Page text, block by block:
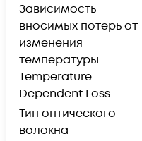
Зависимость
вносимых потерь от
изменения
температуры
Temperature
Dependent Loss
Тип оптического
волокна